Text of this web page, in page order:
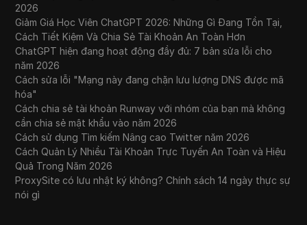
2026
Giảm Giá Học Viên ChatGPT 2026: Những Gì Đang Tồn Tại,
Cách Tiết Kiệm Và Chia Sẻ Tài Khoản An Toàn Hơn
ChatGPT hiện đang hoạt động đầy đủ: 7 bản sửa lỗi cho
năm 2026
Cách sửa lỗi "Mạng này đang chặn lưu lượng DNS được mã
hóa"
Cách chia sẻ tài khoản Runway với nhóm của bạn mà không
cần chia sẻ mật khẩu vào năm 2026
Cách sử dụng Tìm kiếm Nâng cao Twitter năm 2026
Cách Quản Lý Nhiều Tài Khoản Trực Tuyến An Toàn và Hiệu
Quả Trong Năm 2026
ProxySite có lưu nhật ký không? Chính sách 14 ngày thực sự
nói gì